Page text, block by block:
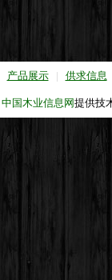
产品展示 | 供求信息
中国木业信息网提供技